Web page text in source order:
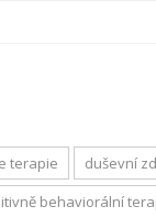
terapie
duševní
behaviorální